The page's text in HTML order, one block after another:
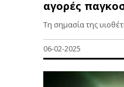
αγορές
Τη σημασία της
06-02-2025